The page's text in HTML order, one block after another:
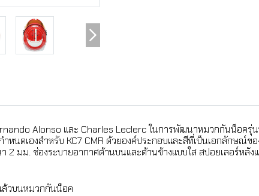
Alonso และ Charles Leclerc ในการพัฒนาหมวกกันน็อครุ่น
นดเองสำหรับ KC7 CMR ด้วยองค์ประกอบและสีที่เป็นเอกลักษณ์ข
มม. ช่องระบายอากาศด้านบนและด้านข้างแบบใส สปอยเลอร์หลัง
ล้วบนหมวกกันน็อค